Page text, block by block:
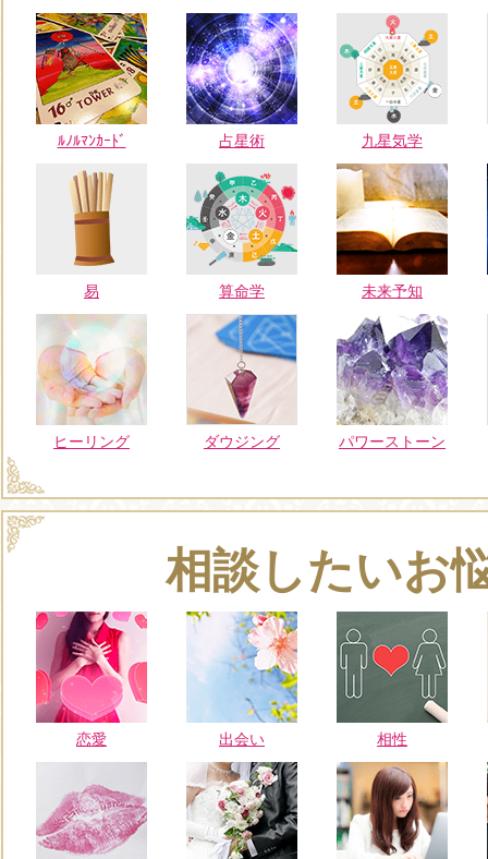
ﾙﾉﾙﾏﾝｶｰﾄﾞ 占星術 九星気学
易 算命学 未来予知
ヒーリング ダウジング パワーストーン
相談したいお
恋愛 出会い 相性